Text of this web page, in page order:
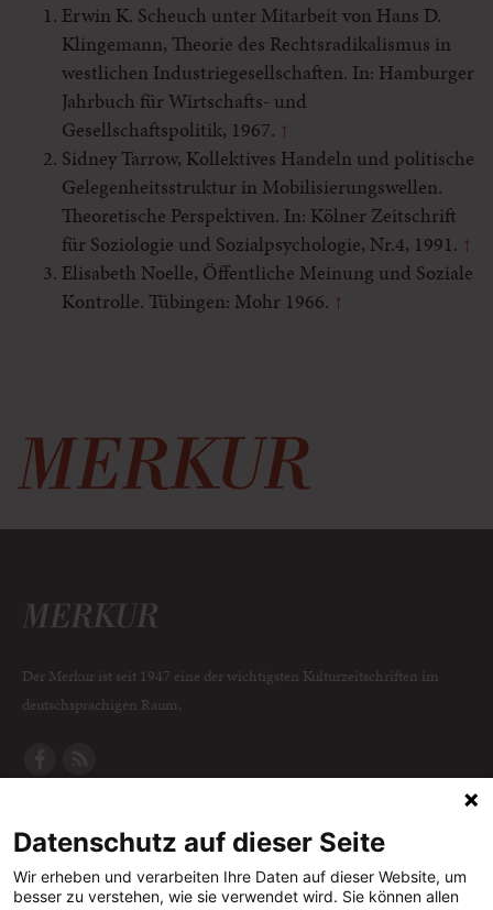
Erwin K. Scheuch unter Mitarbeit von Hans D.
Klingemann, Theorie des Rechtsradikalismus in
westlichen Industriegesellschaften. In: Hamburger
Jahrbuch für Wirtschafts- und
Gesellschaftspolitik, 1967. ↑
Sidney Tarrow, Kollektives Handeln und politische
Gelegenheitsstruktur in Mobilisierungswellen.
Theoretische Perspektiven. In: Kölner Zeitschrift
für Soziologie und Sozialpsychologie, Nr.4, 1991. ↑
Elisabeth Noelle, Öffentliche Meinung und Soziale
Kontrolle. Tübingen: Mohr 1966. ↑
Der Merkur ist seit 1947 eine der wichtigsten Kulturzeitschriften im
deutschsprachigen Raum.
Was ist der Merkur?
Herausgeber /
Redaktion
Alle Abos im Überblick
Print-Abo
Impressum
Datenschutz
Datenschutz auf dieser Seite
Wir erheben und verarbeiten Ihre Daten auf dieser Website, um
besser zu verstehen, wie sie verwendet wird. Sie können allen